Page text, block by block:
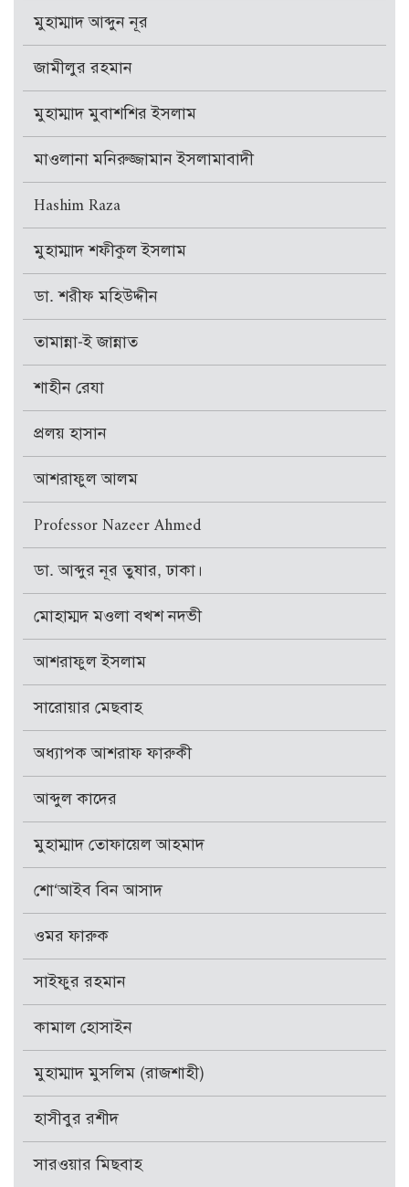
মুহাম্মাদ আব্দুন নূর
জামীলুর রহমান
মুহাম্মাদ মুবাশশির ইসলাম
মাওলানা মনিরুজ্জামান ইসলামাবাদী
Hashim Raza
মুহাম্মাদ শফীকুল ইসলাম
ডা. শরীফ মহিউদ্দীন
তামান্না-ই জান্নাত
শাহীন রেযা
প্রলয় হাসান
আশরাফুল আলম
Professor Nazeer Ahmed
ডা. আব্দুর নূর তুষার, ঢাকা।
মোহাম্মদ মওলা বখশ নদভী
আশরাফুল ইসলাম
সারোয়ার মেছবাহ
অধ্যাপক আশরাফ ফারুকী
আব্দুল কাদের
মুহাম্মাদ তোফায়েল আহমাদ
শো‘আইব বিন আসাদ
ওমর ফারুক
সাইফুর রহমান
কামাল হোসাইন
মুহাম্মাদ মুসলিম (রাজশাহী)
হাসীবুর রশীদ
সারওয়ার মিছবাহ